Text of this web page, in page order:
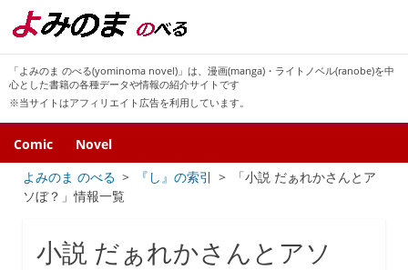
「よみのま のべる(yominoma novel)」は、漫画(manga)・ライトノベル(ranobe)を中
心とした書籍の各種データや情報の紹介サイトです
※当サイトはアフィリエイト広告を利用しています。
Comic
Novel
よみのま のべる
『し』の索引
「小説 だぁれかさんとア
ソぼ？」情報一覧
小説 だぁれかさんとアソ